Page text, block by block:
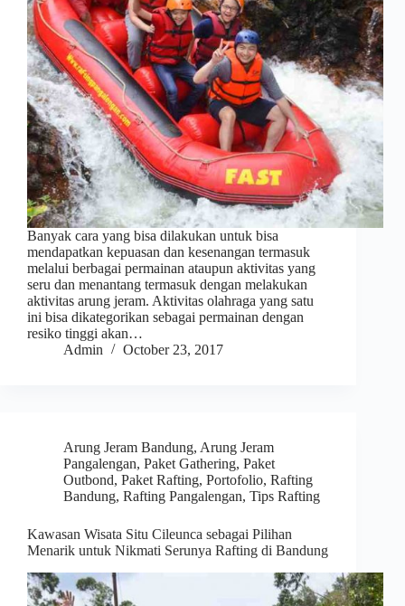
Banyak cara yang bisa dilakukan untuk bisa
mendapatkan kepuasan dan kesenangan termasuk
melalui berbagai permainan ataupun aktivitas yang
seru dan menantang termasuk dengan melakukan
aktivitas arung jeram. Aktivitas olahraga yang satu
ini bisa dikategorikan sebagai permainan dengan
resiko tinggi akan…
Admin
October 23, 2017
Arung Jeram Bandung, Arung Jeram
Pangalengan, Paket Gathering, Paket
Outbond, Paket Rafting, Portofolio, Rafting
Bandung, Rafting Pangalengan, Tips Rafting
Kawasan Wisata Situ Cileunca sebagai Pilihan
Menarik untuk Nikmati Serunya Rafting di Bandung